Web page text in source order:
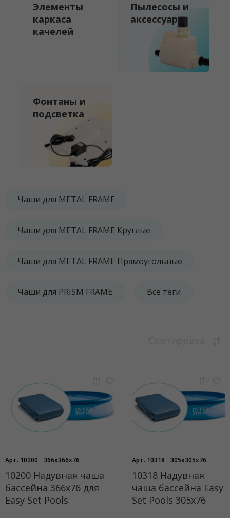
Элементы
каркаса
качелей
Пылесосы и
аксессуары
Фонтаны и
подсветка
Чаши для METAL FRAME
Чаши для METAL FRAME Круглые
Чаши для METAL FRAME Прямоугольные
Чаши для PRISM FRAME Все теги
Арт. 10200 366x366x76
10200 Надувная чаша
бассейна 366х76 для
Easy Set Pools
Арт. 10318 305x305x76
10318 Надувная
чаша бассейна Easy
Set Pools 305х76